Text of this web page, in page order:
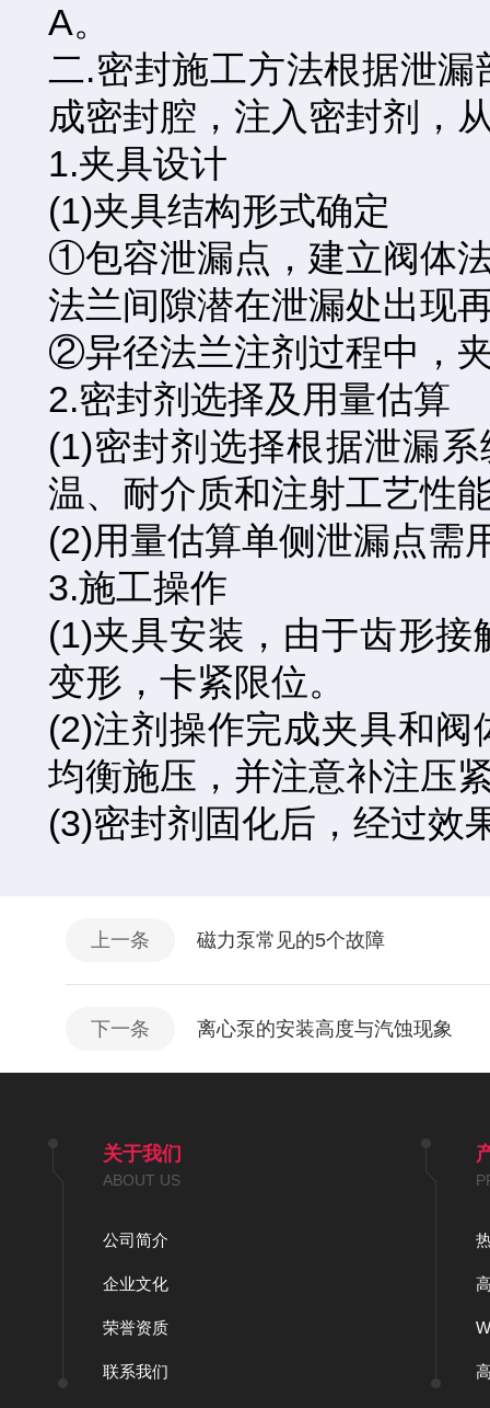
A。
二.密封施工方法根据泄
成密封腔，注入密封剂，
1.夹具设计
(1)夹具结构形式确定
①包容泄漏点，建立阀体
法兰间隙潜在泄漏处出现
②异径法兰注剂过程中，
2.密封剂选择及用量估算
(1)密封剂选择根据泄漏
温、耐介质和注射工艺性
(2)用量估算单侧泄漏点需
3.施工操作
(1)夹具安装，由于齿形
变形，卡紧限位。
(2)注剂操作完成夹具和
均衡施压，并注意补注压
(3)密封剂固化后，经过效
上一条 磁力泵常见的5个故障
下一条 离心泵的安装高度与汽蚀现象
关于我们
ABOUT US
公司简介
企业文化
荣誉资质
联系我们